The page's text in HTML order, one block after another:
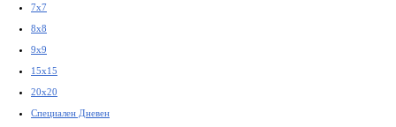
7x7
8x8
9x9
15x15
20x20
Специален Дневен